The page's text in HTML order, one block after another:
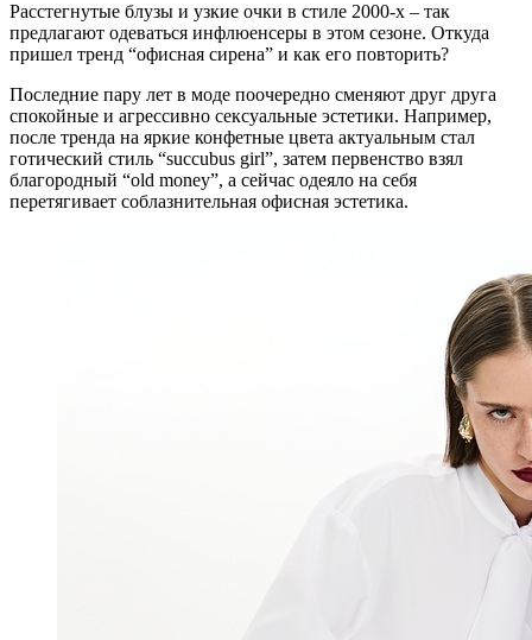
Расстегнутые блузы и узкие очки в стиле 2000-х – так
предлагают одеваться инфлюенсеры в этом сезоне. Откуда
пришел тренд “офисная сирена” и как его повторить?
Последние пару лет в моде поочередно сменяют друг друга
спокойные и агрессивно сексуальные эстетики. Например,
после тренда на яркие конфетные цвета актуальным стал
готический стиль “succubus girl”, затем первенство взял
благородный “old money”, а сейчас одеяло на себя
перетягивает соблазнительная офисная эстетика.